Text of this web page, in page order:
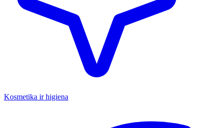
Kosmetika ir higiena